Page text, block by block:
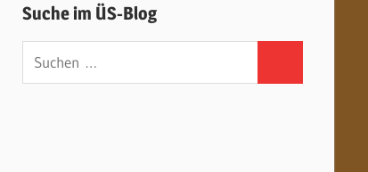
Suche im ÜS-Blog
Suchen
nach: